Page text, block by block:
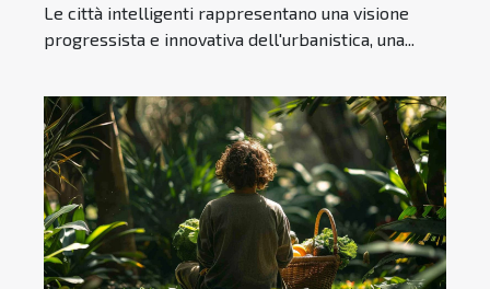
Le città intelligenti rappresentano una visione
progressista e innovativa dell'urbanistica, una...